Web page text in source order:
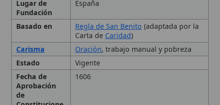
Estado
Vigente
Fecha de
Aprobación
Constitucione
s
1606
Fundador
Juana de Ayala
Luisa Teresa Blanca de Ballon
Hábito